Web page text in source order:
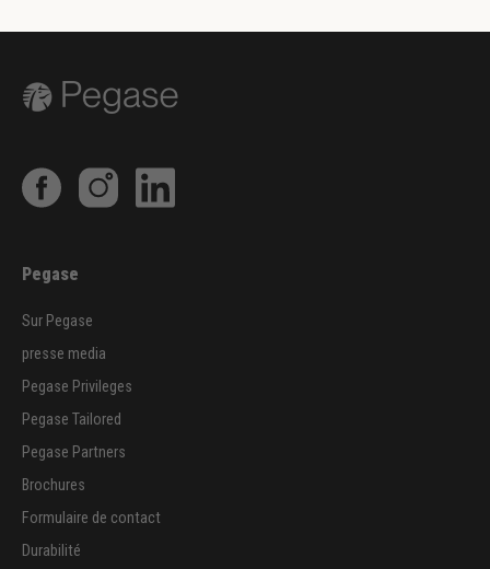
Pegase
Sur Pegase
presse media
Pegase Privileges
Pegase Tailored
Pegase Partners
Brochures
Formulaire de contact
Durabilité